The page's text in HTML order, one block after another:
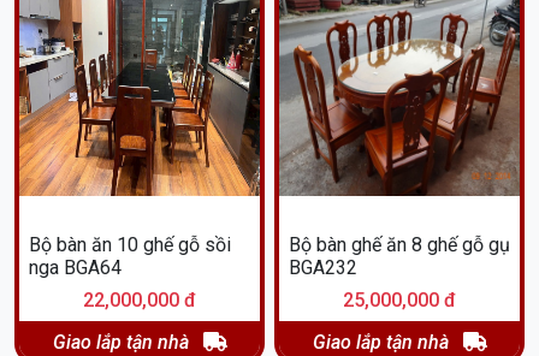
Bộ bàn ăn 10 ghế gỗ sồi
nga BGA64
22,000,000 đ
Giao lắp tận nhà
Bộ bàn ghế ăn 8 ghế gỗ gụ
BGA232
25,000,000 đ
Giao lắp tận nhà